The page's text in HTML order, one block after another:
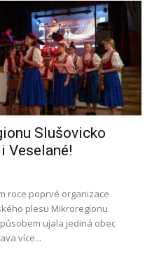
Slušovicko
Veselané!
roce poprvé organizace
plesu Mikroregionu
ujala jediná obec
více...